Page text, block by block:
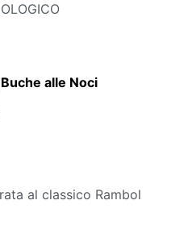
al classico Rambol